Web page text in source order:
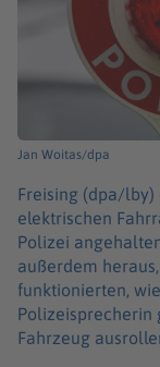
Jan Woitas/dpa
Freising (dpa/lby)
elektrischen
Polizei
außerdem
funktionierten,
Polizeisprecherin
Fahrzeug